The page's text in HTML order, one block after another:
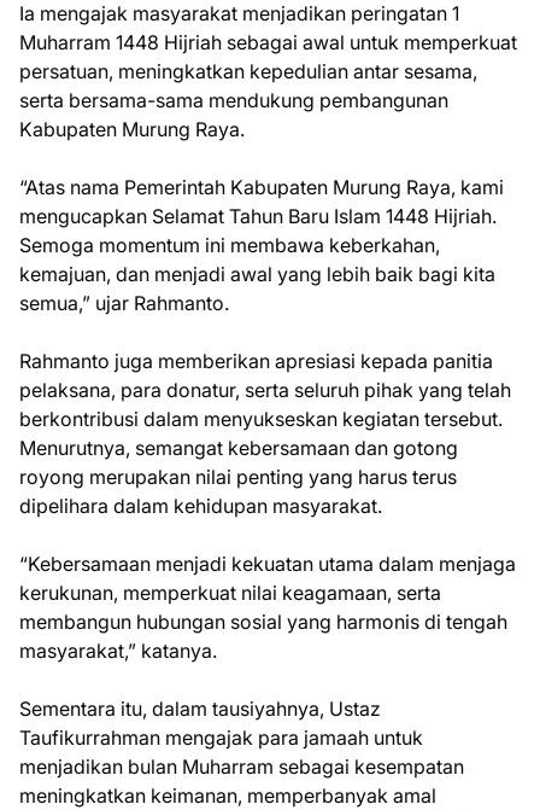
Ia mengajak masyarakat menjadikan peringatan 1
Muharram 1448 Hijriah sebagai awal untuk memperkuat
persatuan, meningkatkan kepedulian antar sesama,
serta bersama-sama mendukung pembangunan
Kabupaten Murung Raya.
“Atas nama Pemerintah Kabupaten Murung Raya, kami
mengucapkan Selamat Tahun Baru Islam 1448 Hijriah.
Semoga momentum ini membawa keberkahan,
kemajuan, dan menjadi awal yang lebih baik bagi kita
semua,” ujar Rahmanto.
Rahmanto juga memberikan apresiasi kepada panitia
pelaksana, para donatur, serta seluruh pihak yang telah
berkontribusi dalam menyukseskan kegiatan tersebut.
Menurutnya, semangat kebersamaan dan gotong
royong merupakan nilai penting yang harus terus
dipelihara dalam kehidupan masyarakat.
“Kebersamaan menjadi kekuatan utama dalam menjaga
kerukunan, memperkuat nilai keagamaan, serta
membangun hubungan sosial yang harmonis di tengah
masyarakat,” katanya.
Sementara itu, dalam tausiyahnya, Ustaz
Taufikurrahman mengajak para jamaah untuk
menjadikan bulan Muharram sebagai kesempatan
meningkatkan keimanan, memperbanyak amal